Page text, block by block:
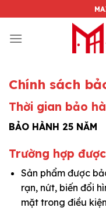
đến
nội
Chính sách
Thời gian bảo
BẢO HÀNH 25 NĂM
Trường hợp
Sản phẩm được
rạn, nứt, biến đổi
mặt trong điều